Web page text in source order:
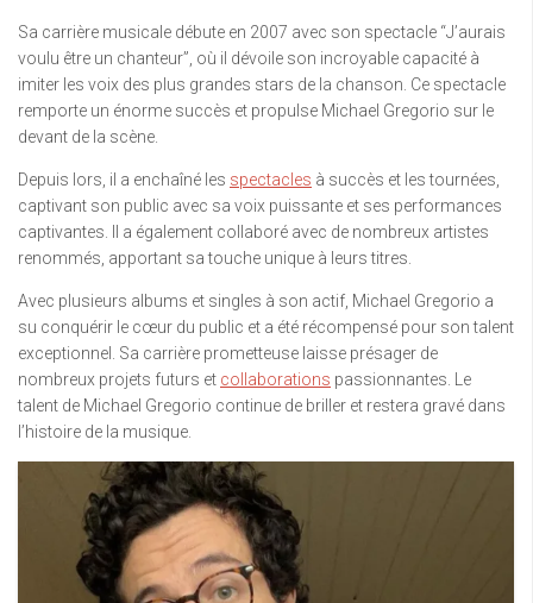
Sa carrière musicale débute en 2007 avec son spectacle “J’aurais
voulu être un chanteur”, où il dévoile son incroyable capacité à
imiter les voix des plus grandes stars de la chanson. Ce spectacle
remporte un énorme succès et propulse Michael Gregorio sur le
devant de la scène.
Depuis lors, il a enchaîné les spectacles à succès et les tournées,
captivant son public avec sa voix puissante et ses performances
captivantes. Il a également collaboré avec de nombreux artistes
renommés, apportant sa touche unique à leurs titres.
Avec plusieurs albums et singles à son actif, Michael Gregorio a
su conquérir le cœur du public et a été récompensé pour son talent
exceptionnel. Sa carrière prometteuse laisse présager de
nombreux projets futurs et collaborations passionnantes. Le
talent de Michael Gregorio continue de briller et restera gravé dans
l’histoire de la musique.